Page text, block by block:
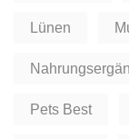
Lünen
Pets Best